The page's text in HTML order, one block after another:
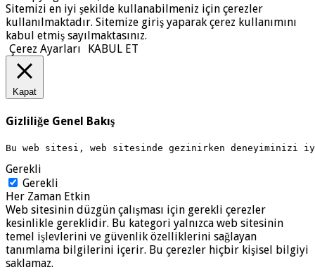
Sitemizi en iyi şekilde kullanabilmeniz için çerezler
kullanılmaktadır. Sitemize giriş yaparak çerez kullanımını
kabul etmiş sayılmaktasınız.
Çerez Ayarları
KABUL ET
Kapat
Gizliliğe Genel Bakış
Bu web sitesi, web sitesinde gezinirken deneyiminizi
Gerekli
Gerekli
Her Zaman Etkin
Web sitesinin düzgün çalışması için gerekli çerezler
kesinlikle gereklidir. Bu kategori yalnızca web sitesinin
temel işlevlerini ve güvenlik özelliklerini sağlayan
tanımlama bilgilerini içerir. Bu çerezler hiçbir kişisel bilgiyi
saklamaz.